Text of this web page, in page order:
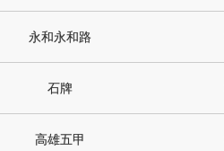
永和永和路
石牌
高雄五甲